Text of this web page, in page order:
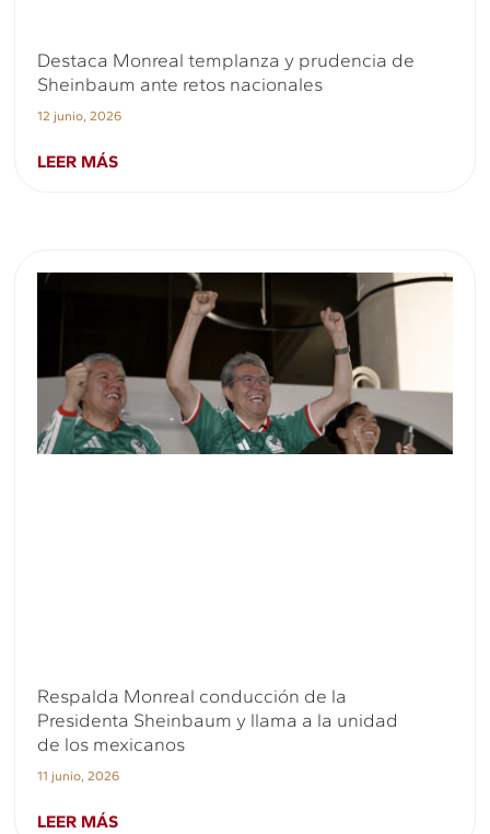
Destaca Monreal templanza y prudencia de
Sheinbaum ante retos nacionales
12 junio, 2026
LEER MÁS
Respalda Monreal conducción de la
Presidenta Sheinbaum y llama a la unidad
de los mexicanos
11 junio, 2026
LEER MÁS